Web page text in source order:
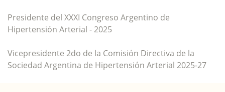
Presidente del XXXI Congreso Argentino de
Hipertensión Arterial - 2025
Vicepresidente 2do de la Comisión Directiva de la
Sociedad Argentina de Hipertensión Arterial 2025-27